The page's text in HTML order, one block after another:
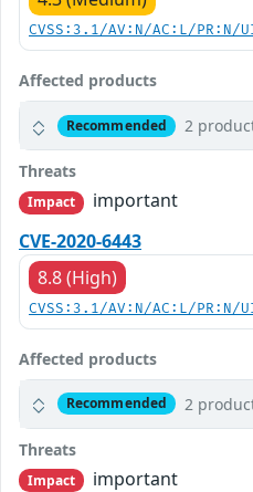
CVSS:3.1/AV:N/AC:L/
Affected products
Recommended 2
Threats
Impact
important
CVE-2020-6443
8.8 (High)
CVSS:3.1/AV:N/AC:L/
Affected products
Recommended 2
Threats
Impact
important